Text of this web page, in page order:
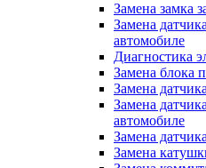
Замена замка
Замена
автомобиле
Диагностика
Замена блока
Замена
Замена
автомобиле
Замена
Замена